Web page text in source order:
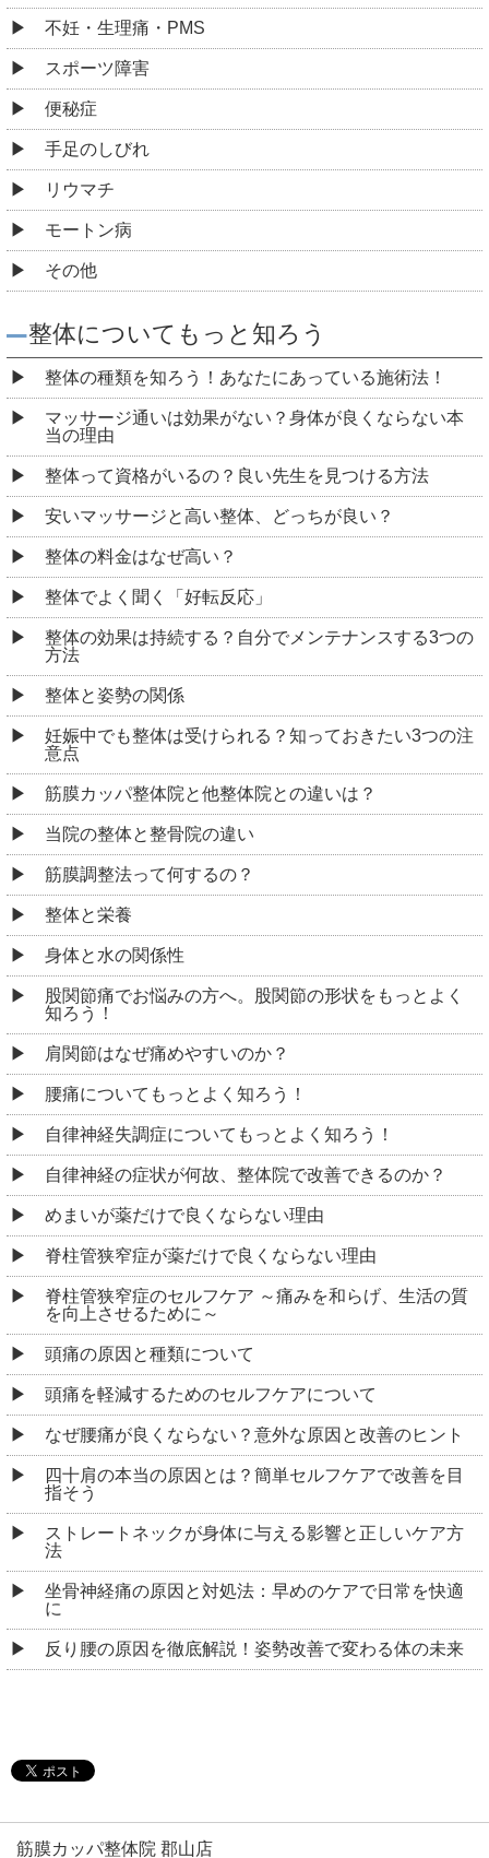
不妊・生理痛・PMS
スポーツ障害
便秘症
手足のしびれ
リウマチ
モートン病
その他
整体についてもっと知ろう
整体の種類を知ろう！あなたにあっている施術法！
マッサージ通いは効果がない？身体が良くならない本
当の理由
整体って資格がいるの？良い先生を見つける方法
安いマッサージと高い整体、どっちが良い？
整体の料金はなぜ高い？
整体でよく聞く「好転反応」
整体の効果は持続する？自分でメンテナンスする3つの
方法
整体と姿勢の関係
妊娠中でも整体は受けられる？知っておきたい3つの注
意点
筋膜カッパ整体院と他整体院との違いは？
当院の整体と整骨院の違い
筋膜調整法って何するの？
整体と栄養
身体と水の関係性
股関節痛でお悩みの方へ。股関節の形状をもっとよく
知ろう！
肩関節はなぜ痛めやすいのか？
腰痛についてもっとよく知ろう！
自律神経失調症についてもっとよく知ろう！
自律神経の症状が何故、整体院で改善できるのか？
めまいが薬だけで良くならない理由
脊柱管狭窄症が薬だけで良くならない理由
脊柱管狭窄症のセルフケア ～痛みを和らげ、生活の質
を向上させるために～
頭痛の原因と種類について
頭痛を軽減するためのセルフケアについて
なぜ腰痛が良くならない？意外な原因と改善のヒント
四十肩の本当の原因とは？簡単セルフケアで改善を目
指そう
ストレートネックが身体に与える影響と正しいケア方
法
坐骨神経痛の原因と対処法：早めのケアで日常を快適
に
反り腰の原因を徹底解説！姿勢改善で変わる体の未来
筋膜カッパ整体院 郡山店